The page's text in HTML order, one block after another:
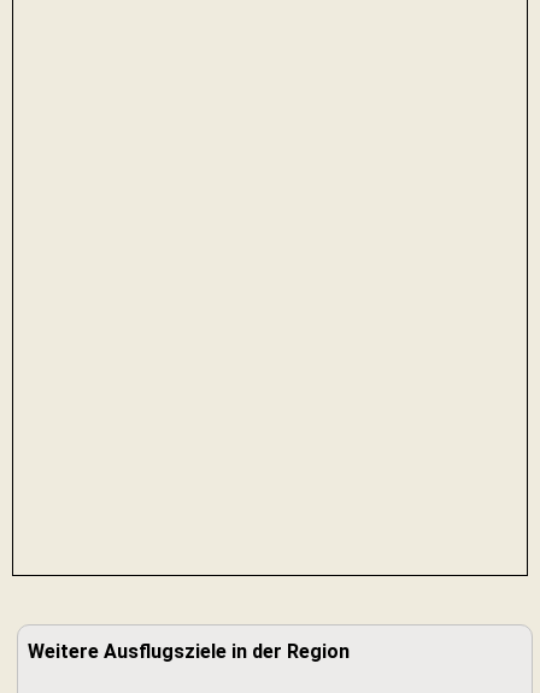
Weitere Ausflugsziele in der Region